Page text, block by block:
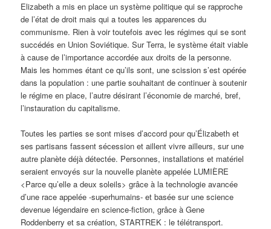
Elizabeth a mis en place un système politique qui se rapproche
de l’état de droit mais qui a toutes les apparences du
communisme. Rien à voir toutefois avec les régimes qui se sont
succédés en Union Soviétique. Sur Terra, le système était viable
à cause de l’importance accordée aux droits de la personne.
Mais les hommes étant ce qu’ils sont, une scission s’est opérée
dans la population : une partie souhaitant de continuer à soutenir
le régime en place, l’autre désirant l’économie de marché, bref,
l’instauration du capitalisme.
Toutes les parties se sont mises d’accord pour qu’Élizabeth et
ses partisans fassent sécession et aillent vivre ailleurs, sur une
autre planète déjà détectée. Personnes, installations et matériel
seraient envoyés sur la nouvelle planète appelée LUMIÈRE
<Parce qu’elle a deux soleils> grâce à la technologie avancée
d’une race appelée -superhumains- et basée sur une science
devenue légendaire en science-fiction, grâce à Gene
Roddenberry et sa création, STARTREK : le télétransport.